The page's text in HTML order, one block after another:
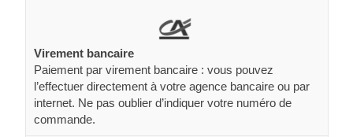
Virement bancaire
Paiement par virement bancaire : vous pouvez
l’effectuer directement à votre agence bancaire ou par
internet. Ne pas oublier d’indiquer votre numéro de
commande.